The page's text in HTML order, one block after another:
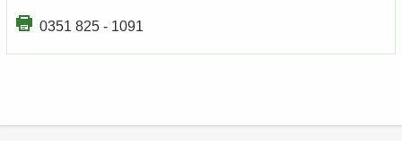
0351 825 - 1091